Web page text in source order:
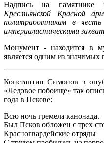
Надпись на памятнике
Крестьянской Красной
политработникам в
империалистическими
Монумент - находится в
является одним из значимых
Константин Симонов в
«Ледовое побоище» так
года в Пскове:
Всю ночь гремела канонада.
Был Псков обложен с трех
Красногвардейские отряды